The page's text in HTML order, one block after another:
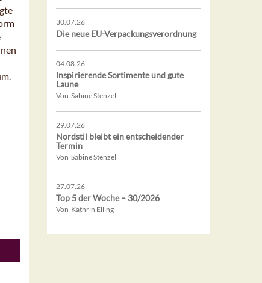
30.07.26
Die neue EU-Verpackungsverordnung
04.08.26
Inspirierende Sortimente und gute
Laune
Von Sabine Stenzel
29.07.26
Nordstil bleibt ein entscheidender
Termin
Von Sabine Stenzel
27.07.26
Top 5 der Woche – 30/2026
Von Kathrin Elling